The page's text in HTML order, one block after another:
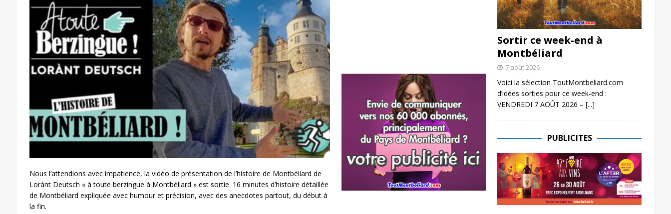
Nous l’attendions avec impatience, la vidéo de présentation de l’histoire de Montbéliard de
Lorànt Deutsch « à toute berzingue à Montbéliard » est sortie. 16 minutes d’histoire détaillée
de Montbéliard expliquée avec humour et précision, avec des anecdotes partout, du début à
la fin.
Sortir ce week-end à
Montbéliard
7 août 2026
Voici la sélection ToutMontbeliard.com
d’idées sorties pour ce week-end :
VENDREDI 7 AOÛT 2026 – [...]
PUBLICITES